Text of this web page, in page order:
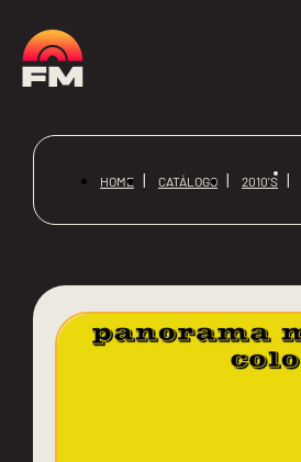
HOME CATÁLOGO 2010'S